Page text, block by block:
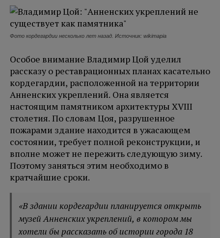
Фото кордегардии несколько лет назад. Источник: wikimapia
Особое внимание Владимир Цой уделил
рассказу о реставрационных планах касательно
кордегардии, расположенной на территории
Анненских укреплений. Она является
настоящим памятником архитектуры XVIII
столетия. По словам Цоя, разрушенное
пожарами здание находится в ужасающем
состоянии, требует полной реконструкции, и
вполне может не пережить следующую зиму.
Поэтому заняться этим необходимо в
кратчайшие сроки.
«В здании кордегардии планируется открыть
музей Анненских укреплений, в котором мы
хотели бы рассказать об истории города 18